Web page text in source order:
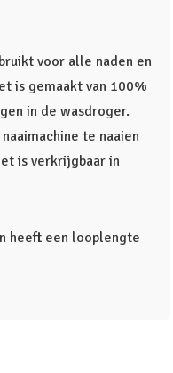
voor alle naden en
is gemaakt van 100%
in de wasdroger.
te naaien
is verkrijgbaar in
heeft een looplengte